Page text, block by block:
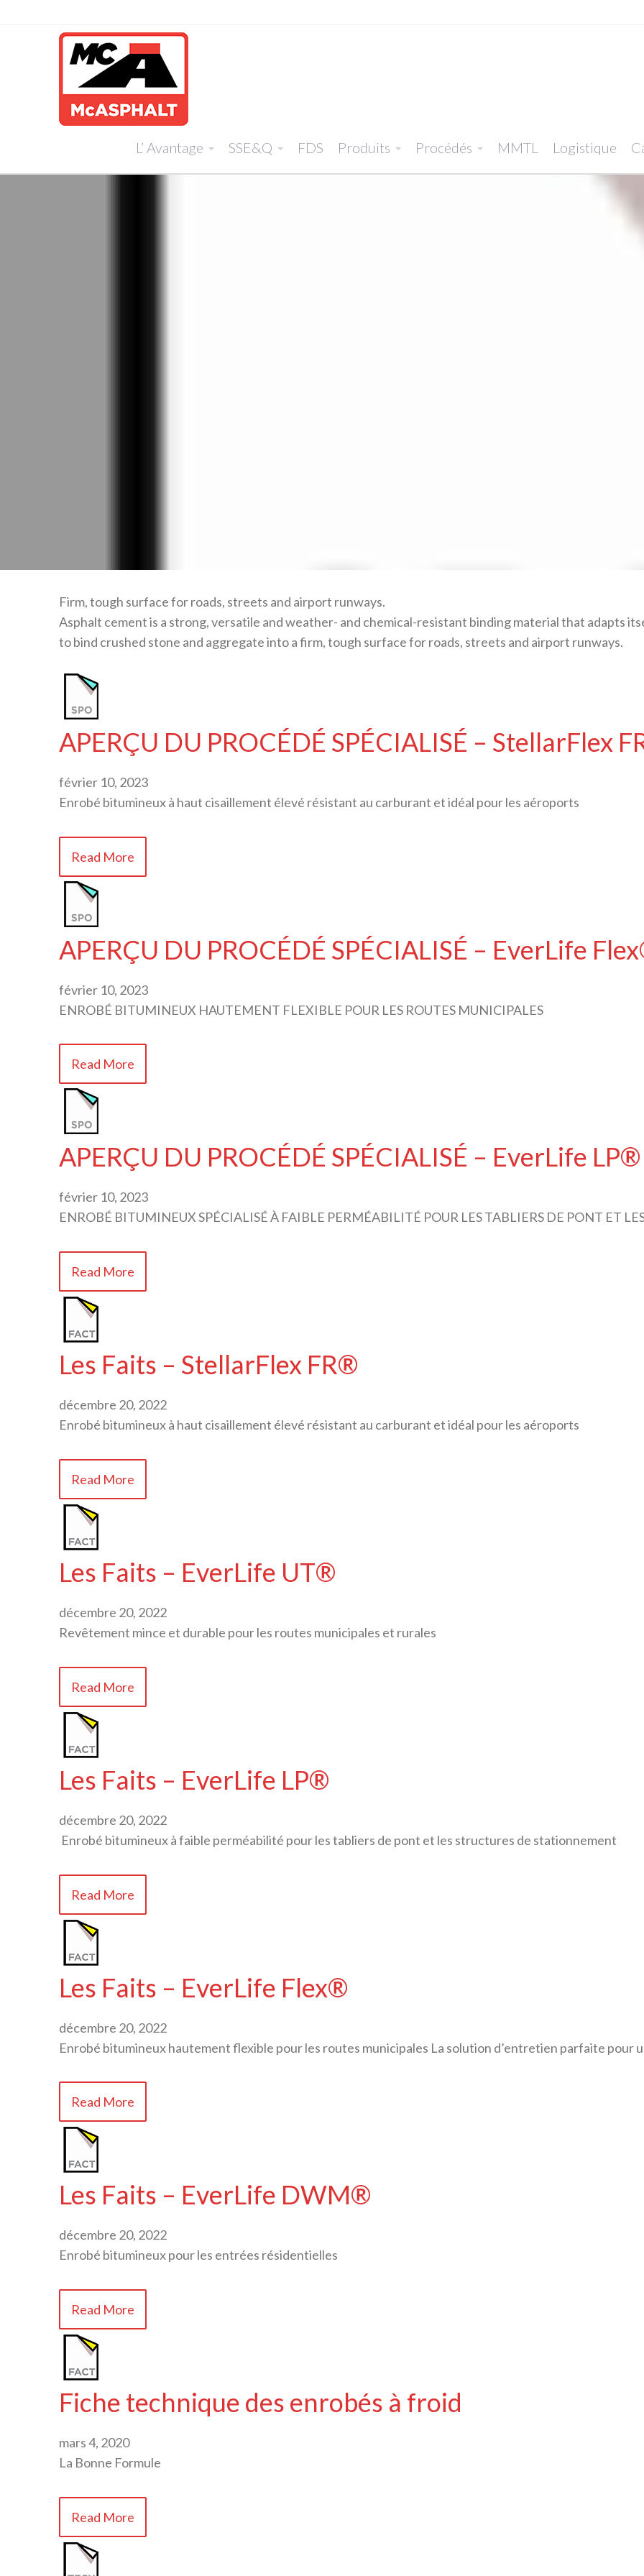
L’ Avantage SSE&Q FDS Produits Procédés MMTL Logistique
Firm, tough surface for roads, streets and airport runways.
Asphalt cement is a strong, versatile and weather- and chemical-resistant binding material that adapts
to bind crushed stone and aggregate into a firm, tough surface for roads, streets and airport runways.
APERÇU DU PROCÉDÉ SPÉCIALISÉ – StellarFlex
février 10, 2023
Enrobé bitumineux à haut cisaillement élevé résistant au carburant et idéal pour les aéroports
Read More
APERÇU DU PROCÉDÉ SPÉCIALISÉ – EverLife
février 10, 2023
ENROBÉ BITUMINEUX HAUTEMENT FLEXIBLE POUR LES ROUTES MUNICIPALES
Read More
APERÇU DU PROCÉDÉ SPÉCIALISÉ – EverLife LP®
février 10, 2023
ENROBÉ BITUMINEUX SPÉCIALISÉ À FAIBLE PERMÉABILITÉ POUR LES TABLIERS DE PONT ET
Read More
Les Faits – StellarFlex FR®
décembre 20, 2022
Enrobé bitumineux à haut cisaillement élevé résistant au carburant et idéal pour les aéroports
Read More
Les Faits – EverLife UT®
décembre 20, 2022
Revêtement mince et durable pour les routes municipales et rurales
Read More
Les Faits – EverLife LP®
décembre 20, 2022
Enrobé bitumineux à faible perméabilité pour les tabliers de pont et les structures de stationnement
Read More
Les Faits – EverLife Flex®
décembre 20, 2022
Enrobé bitumineux hautement flexible pour les routes municipales La solution d’entretien parfaite pour
Read More
Les Faits – EverLife DWM®
décembre 20, 2022
Enrobé bitumineux pour les entrées résidentielles
Read More
Fiche technique des enrobés à froid
mars 4, 2020
La Bonne Formule
Read More